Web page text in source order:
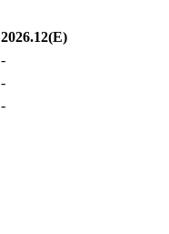
2026.12(E)
-
-
-